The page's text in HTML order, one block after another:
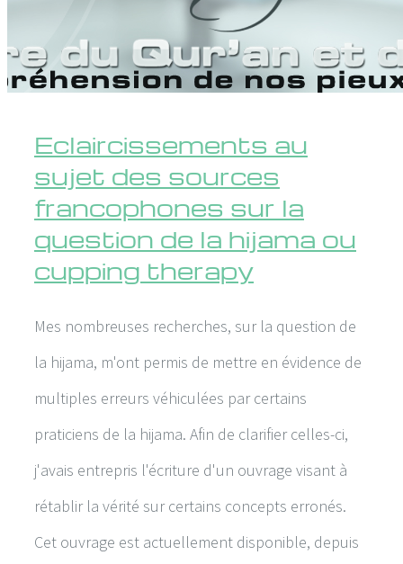
Eclaircissements au
sujet des sources
francophones sur la
question de la hijama ou
cupping therapy
Mes nombreuses recherches, sur la question de
la hijama, m'ont permis de mettre en évidence de
multiples erreurs véhiculées par certains
praticiens de la hijama. Afin de clarifier celles-ci,
j'avais entrepris l'écriture d'un ouvrage visant à
rétablir la vérité sur certains concepts erronés.
Cet ouvrage est actuellement disponible, depuis